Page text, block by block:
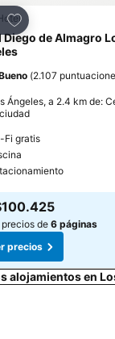
Agregar a
Diego de Almagro
(2.107
Ángeles, a 2.4 km de:
Fi gratis
de 6 páginas
precios
alojamientos en